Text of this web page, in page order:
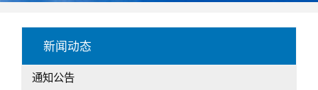
新闻动态
通知公告